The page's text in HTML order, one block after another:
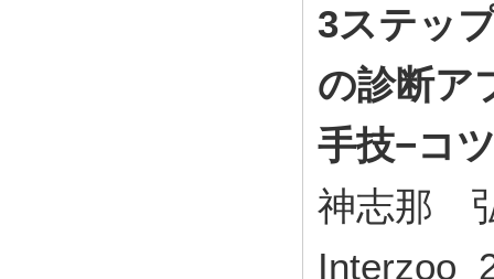
3ステッ
の診断ア
手技−コ
神志那
Interzoo